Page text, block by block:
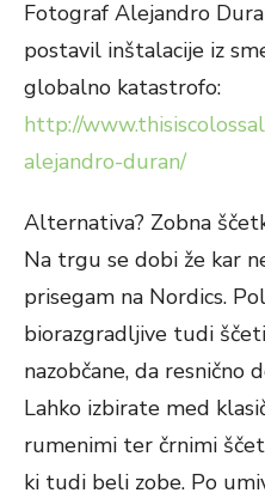
Fotograf Alejandro
postavil inštalacije iz
globalno katastrofo:
http://
alejandro-duran/
Alternativa? Zobna
Na trgu se dobi že kar
prisegam na Nordics.
biorazgradljive tudi
nazobčane, da resnično
Lahko izbirate med
rumenimi ter črnimi
ki tudi beli zobe. Po